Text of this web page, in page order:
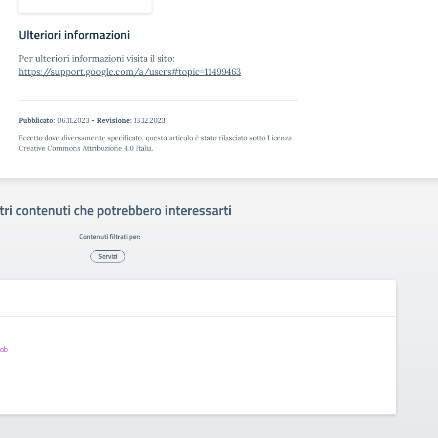
Ulteriori informazioni
Per ulteriori informazioni visita il sito:
https://support.google.com/a/users#topic=11499463
Pubblicato: 06.11.2023 - Revisione: 13.12.2023
Eccetto dove diversamente specificato, questo articolo è stato rilasciato sotto Licenza
Creative Commons Attribuzione 4.0 Italia.
contenuti che potrebbero interessarti
Contenuti filtrati per:
Servizi